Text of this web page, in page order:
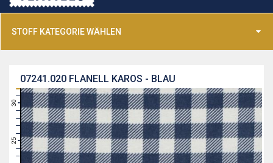
STOFF KATEGORIE WÄHLEN
FLANELL KAROS - BLAU
07241.020
24
25
26
28
29
30
31